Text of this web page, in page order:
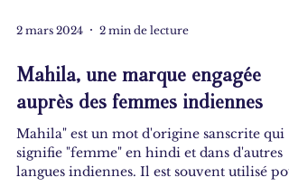
2 mars 2024 2 min de lecture
Mahila, une marque engagée
auprès des femmes indiennes
Mahila" est un mot d'origine sanscrite qui
signifie "femme" en hindi et dans d'autres
langues indiennes. Il est souvent utilisé